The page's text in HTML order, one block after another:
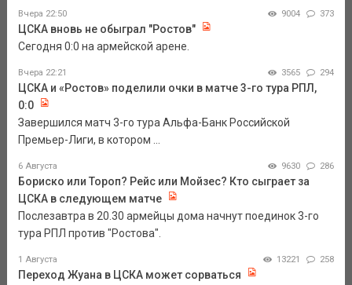
Вчера 22:50 9004 373
ЦСКА вновь не обыграл "Ростов"
Сегодня 0:0 на армейской арене.
Вчера 22:21 3565 294
ЦСКА и «Ростов» поделили очки в матче 3-го тура РПЛ,
0:0
Завершился матч 3-го тура Альфа-Банк Российской
Премьер-Лиги, в котором ...
6 Августа 9630 286
Бориско или Тороп? Рейс или Мойзес? Кто сыграет за
ЦСКА в следующем матче
Послезавтра в 20.30 армейцы дома начнут поединок 3-го
тура РПЛ против "Ростова".
1 Августа 13221 258
Переход Жуана в ЦСКА может сорваться